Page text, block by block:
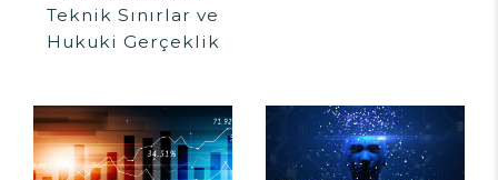
Teknik Sınırlar ve
Hukuki Gerçeklik